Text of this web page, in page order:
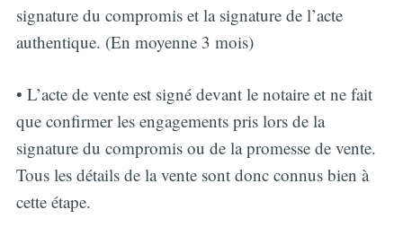
signature du compromis et la signature de l’acte
authentique. (En moyenne 3 mois)
• L’acte de vente est signé devant le notaire et ne fait
que confirmer les engagements pris lors de la
signature du compromis ou de la promesse de vente.
Tous les détails de la vente sont donc connus bien à
cette étape.